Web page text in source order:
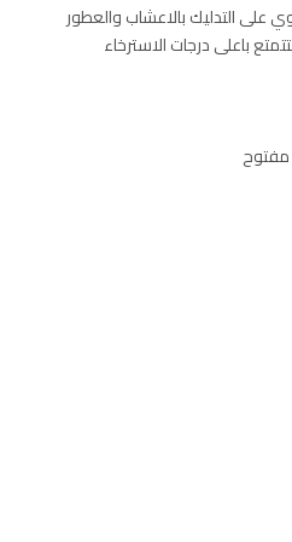
تحتوي على التدليك بالاعشاب والعطور
باعلى درجات الاسترخاء